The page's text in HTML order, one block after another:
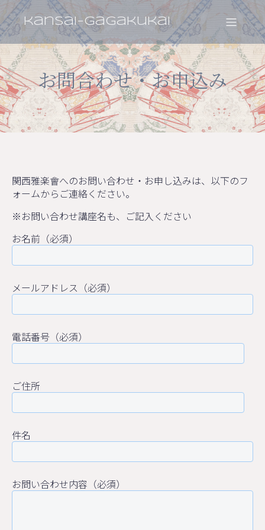
kansai-gagakukai
お問合わせ・お申込み
関西雅楽會へのお問い合わせ・お申し込みは、以下のフ
ォームからご連絡ください。
※お問い合わせ講座名も、ご記入ください
お名前（必須）
メールアドレス（必須）
電話番号（必須）
ご住所
件名
お問い合わせ内容（必須）